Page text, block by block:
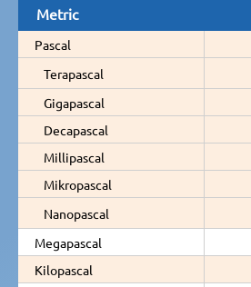
Metric
Pascal
Terapascal
Gigapascal
Decapascal
Millipascal
Mikropascal
Nanopascal
Megapascal
Kilopascal